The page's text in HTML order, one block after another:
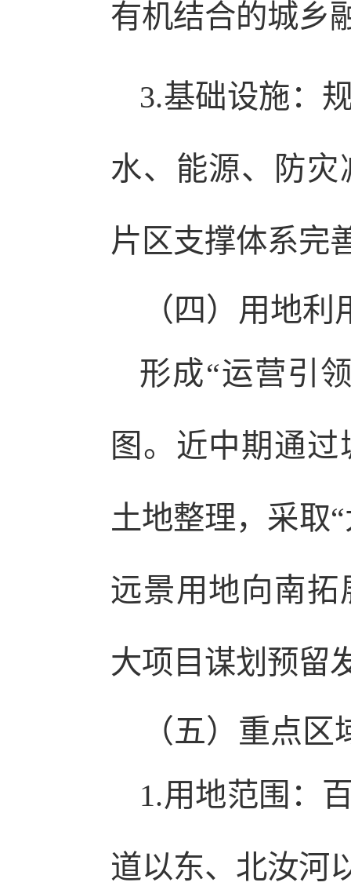
有机结合的城乡
3.基础设施：
水、能源、防
片区支撑体系完
（四）用地利
形成“运营引
图。近中期通
土地整理，采取
远景用地向南
大项目谋划预留
（五）重点
1.用地范围：
道以东、北汝河